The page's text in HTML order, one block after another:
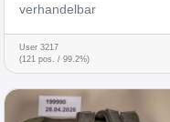
verhandelbar
User 3217
(121 pos. / 99.2%)